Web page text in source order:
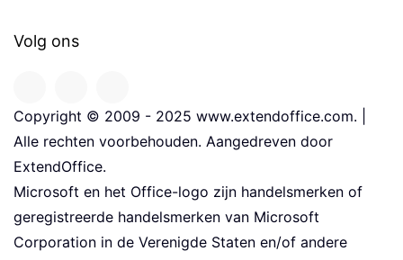
Volg ons
Copyright © 2009 - 2025 www.extendoffice.com. |
Alle rechten voorbehouden. Aangedreven door
ExtendOffice.
Microsoft en het Office-logo zijn handelsmerken of
geregistreerde handelsmerken van Microsoft
Corporation in de Verenigde Staten en/of andere